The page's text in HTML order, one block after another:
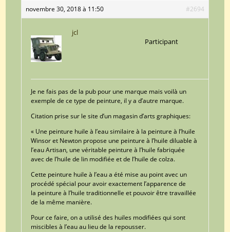
novembre 30, 2018 à 11:50 #2694
jcl
Participant
Je ne fais pas de la pub pour une marque mais voilà un
exemple de ce type de peinture, il y a d’autre marque.
Citation prise sur le site d’un magasin d’arts graphiques:
« Une peinture huile à l’eau similaire à la peinture à l’huile
Winsor et Newton propose une peinture à l’huile diluable à
l’eau Artisan, une véritable peinture à l’huile fabriquée
avec de l’huile de lin modifiée et de l’huile de colza.
Cette peinture huile à l’eau a été mise au point avec un
procédé spécial pour avoir exactement l’apparence de
la peinture à l’huile traditionnelle et pouvoir être travaillée
de la même manière.
Pour ce faire, on a utilisé des huiles modifiées qui sont
miscibles à l’eau au lieu de la repousser.